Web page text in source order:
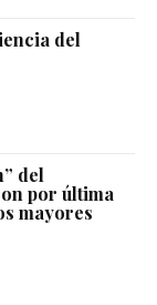
del
del
por última
mayores